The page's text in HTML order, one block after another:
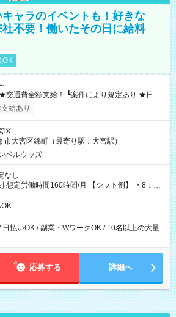
ャラのイベントも！好きな
不要！働いたその日に給料
OK
あり） ┗働いたその日に現金GET♪ お仕事後はコ
い分を引き落とせます！ 【試用期間】試
給あり
区
市大宮区錦町（最寄り駅：大宮駅）
ベルウッズ
なし
時間160時間/月 【シフト例】 ・8：00
日払いOK / 副業・WワークOK / 10名以上の大量
応募する 詳細へ